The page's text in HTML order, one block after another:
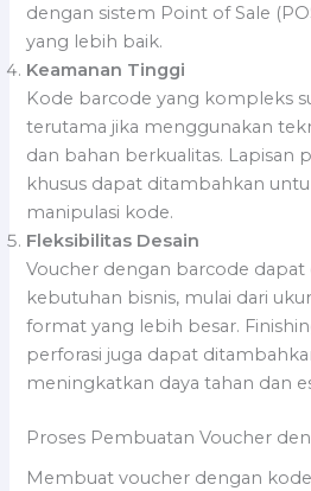
dengan sistem Point of Sale
yang lebih baik.
Keamanan Tinggi
Kode barcode yang kompleks
terutama jika menggunakan
dan bahan berkualitas. Lapisan
khusus dapat ditambahkan
manipulasi kode.
Fleksibilitas Desain
Voucher dengan barcode dapat
kebutuhan bisnis, mulai dari
format yang lebih besar.
perforasi juga dapat
meningkatkan daya tahan dan
Proses Pembuatan Voucher
Membuat voucher dengan